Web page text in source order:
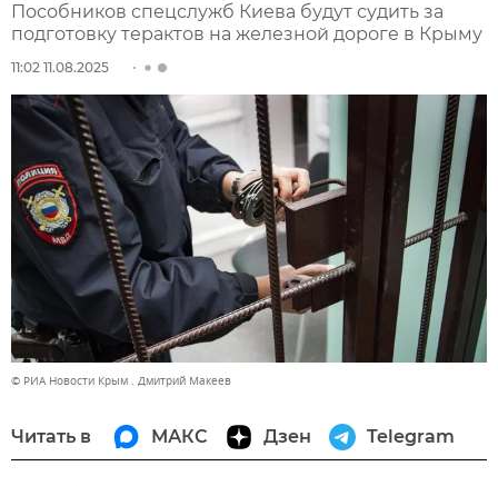
Пособников спецслужб Киева будут судить за
подготовку терактов на железной дороге в Крыму
11:02 11.08.2025
© РИА Новости Крым . Дмитрий Макеев
Читать в МАКС Дзен Telegram